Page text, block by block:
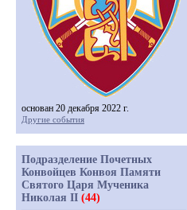
основан 20 декабря 2022 г.
Другие события
Подразделение Почетных
Конвойцев Конвоя Памяти
Святого Царя Мученика
Николая II (44)